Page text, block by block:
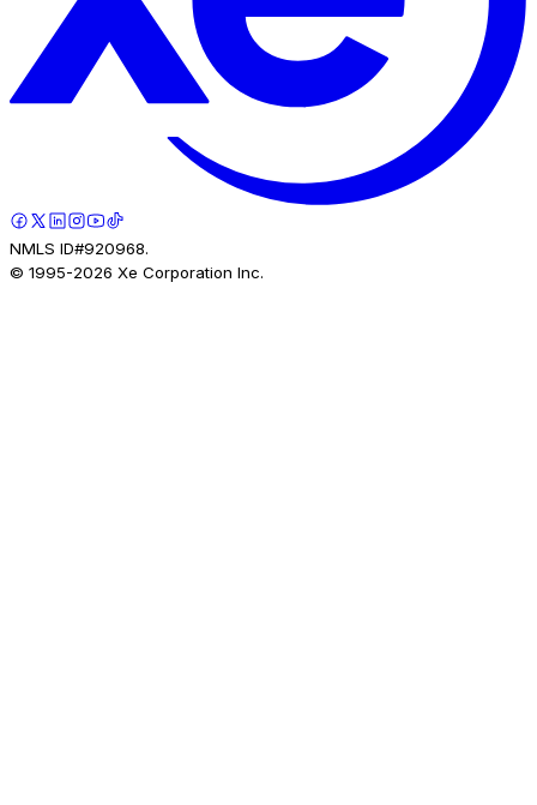
NMLS ID#920968.
© 1995-2026 Xe Corporation Inc.